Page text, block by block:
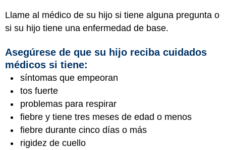
Llame al médico de su hijo si tiene alguna pregunta o
si su hijo tiene una enfermedad de base.
Asegúrese de que su hijo reciba cuidados
médicos si tiene:
síntomas que empeoran
tos fuerte
problemas para respirar
fiebre y tiene tres meses de edad o menos
fiebre durante cinco días o más
rigidez de cuello